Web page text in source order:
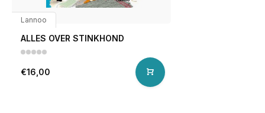
Lannoo
ALLES OVER STINKHOND
€16,00